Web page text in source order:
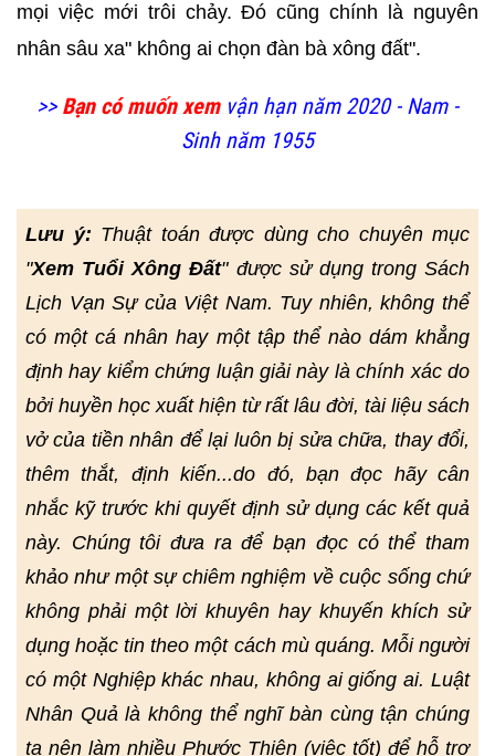
mọi việc mới trôi chảy. Đó cũng chính là nguyên
nhân sâu xa" không ai chọn đàn bà xông đất".
>> Bạn có muốn xemvận hạn năm 2020 - Nam -
Sinh năm 1955
Lưu ý: Thuật toán được dùng cho chuyên mục
"Xem Tuổi Xông Đất" được sử dụng trong Sách
Lịch Vạn Sự của Việt Nam. Tuy nhiên, không thể
có một cá nhân hay một tập thể nào dám khẳng
định hay kiểm chứng luận giải này là chính xác do
bởi huyền học xuất hiện từ rất lâu đời, tài liệu sách
vở của tiền nhân để lại luôn bị sửa chữa, thay đổi,
thêm thắt, định kiến...do đó, bạn đọc hãy cân
nhắc kỹ trước khi quyết định sử dụng các kết quả
này. Chúng tôi đưa ra để bạn đọc có thể tham
khảo như một sự chiêm nghiệm về cuộc sống chứ
không phải một lời khuyên hay khuyến khích sử
dụng hoặc tin theo một cách mù quáng. Mỗi người
có một Nghiệp khác nhau, không ai giống ai. Luật
Nhân Quả là không thể nghĩ bàn cùng tận chúng
ta nên làm nhiều Phước Thiện (việc tốt) để hỗ trợ